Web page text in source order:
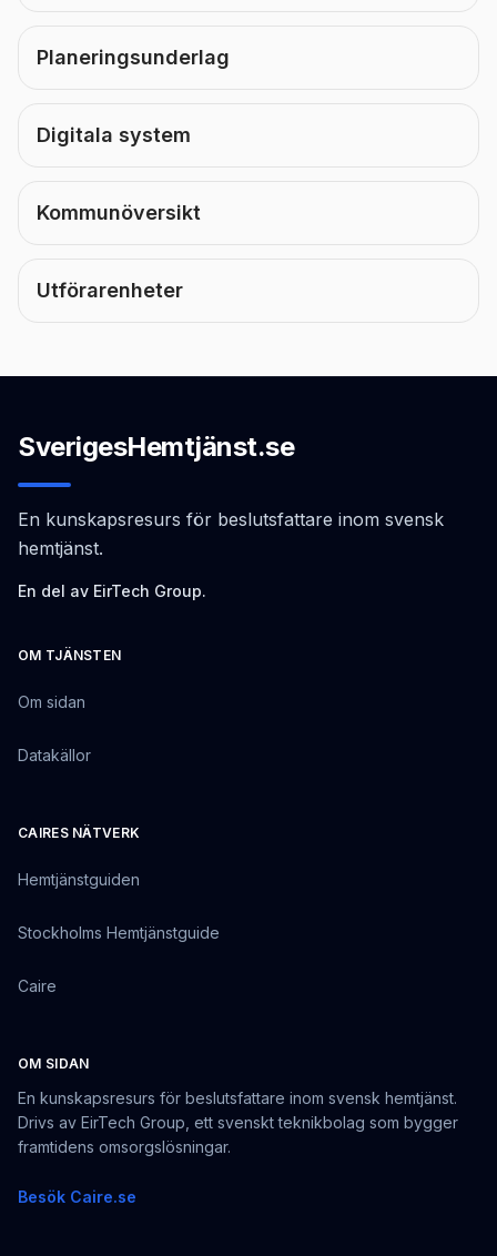
Planeringsunderlag
Digitala system
Kommunöversikt
Utförarenheter
SverigesHemtjänst.se
En kunskapsresurs för beslutsfattare inom svensk
hemtjänst.
En del av EirTech Group.
OM TJÄNSTEN
Om sidan
Datakällor
CAIRES NÄTVERK
Hemtjänstguiden
Stockholms Hemtjänstguide
Caire
OM SIDAN
En kunskapsresurs för beslutsfattare inom svensk hemtjänst.
Drivs av EirTech Group, ett svenskt teknikbolag som bygger
framtidens omsorgslösningar.
Besök Caire.se